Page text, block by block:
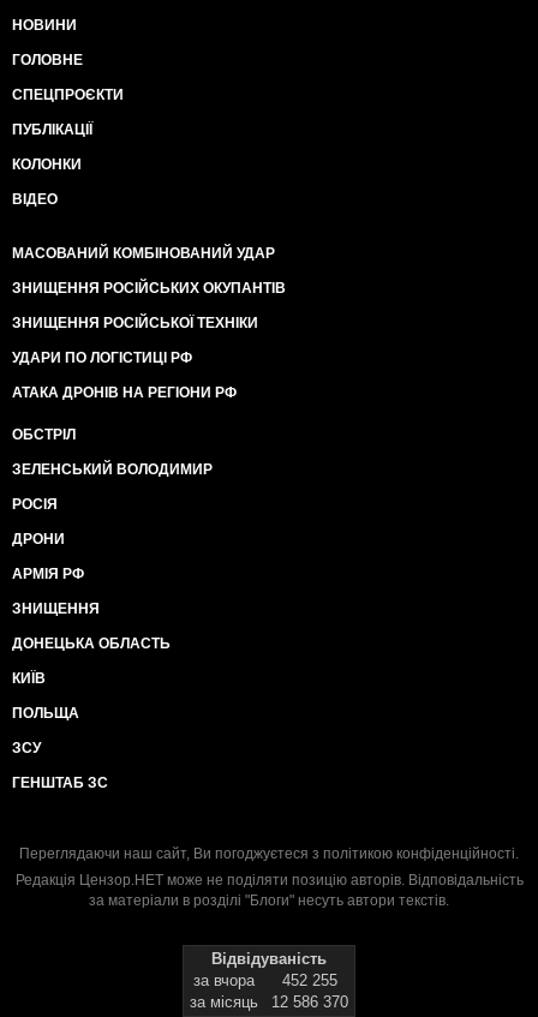
НОВИНИ
ГОЛОВНЕ
СПЕЦПРОЄКТИ
ПУБЛІКАЦІЇ
КОЛОНКИ
ВІДЕО
МАСОВАНИЙ КОМБІНОВАНИЙ УДАР
ЗНИЩЕННЯ РОСІЙСЬКИХ ОКУПАНТІВ
ЗНИЩЕННЯ РОСІЙСЬКОЇ ТЕХНІКИ
УДАРИ ПО ЛОГІСТИЦІ РФ
АТАКА ДРОНІВ НА РЕГІОНИ РФ
ОБСТРІЛ
ЗЕЛЕНСЬКИЙ ВОЛОДИМИР
РОСІЯ
ДРОНИ
АРМІЯ РФ
ЗНИЩЕННЯ
ДОНЕЦЬКА ОБЛАСТЬ
КИЇВ
ПОЛЬЩА
ЗСУ
ГЕНШТАБ ЗС
Переглядаючи наш сайт, Ви погоджуєтеся з політикою конфіденційності.
Редакція Цензор.НЕТ може не поділяти позицію авторів. Відповідальність
за матеріали в розділі "Блоги" несуть автори текстів.
Відвідуваність
за вчора
452 255
за місяць
12 586 370